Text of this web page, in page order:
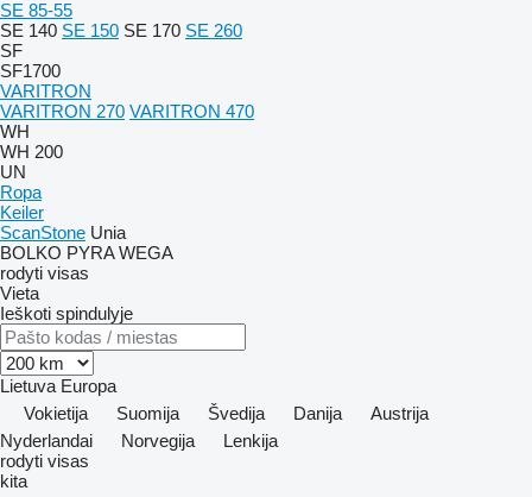
SE 85-55
SE 140 SE 150 SE 170 SE 260
SF
SF1700
VARITRON
VARITRON 270 VARITRON 470
WH
WH 200
UN
Ropa
Keiler
ScanStone Unia
BOLKO PYRA WEGA
rodyti visas
Vieta
Ieškoti spindulyje
Lietuva Europa
Vokietija
Suomija Švedija Danija
Austrija
Nyderlandai
Norvegija
Lenkija
rodyti visas
kita